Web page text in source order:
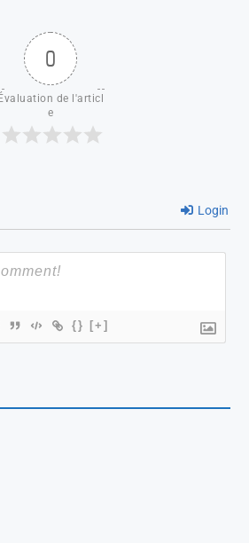
0
de l'articl
e
Login
{} [+]